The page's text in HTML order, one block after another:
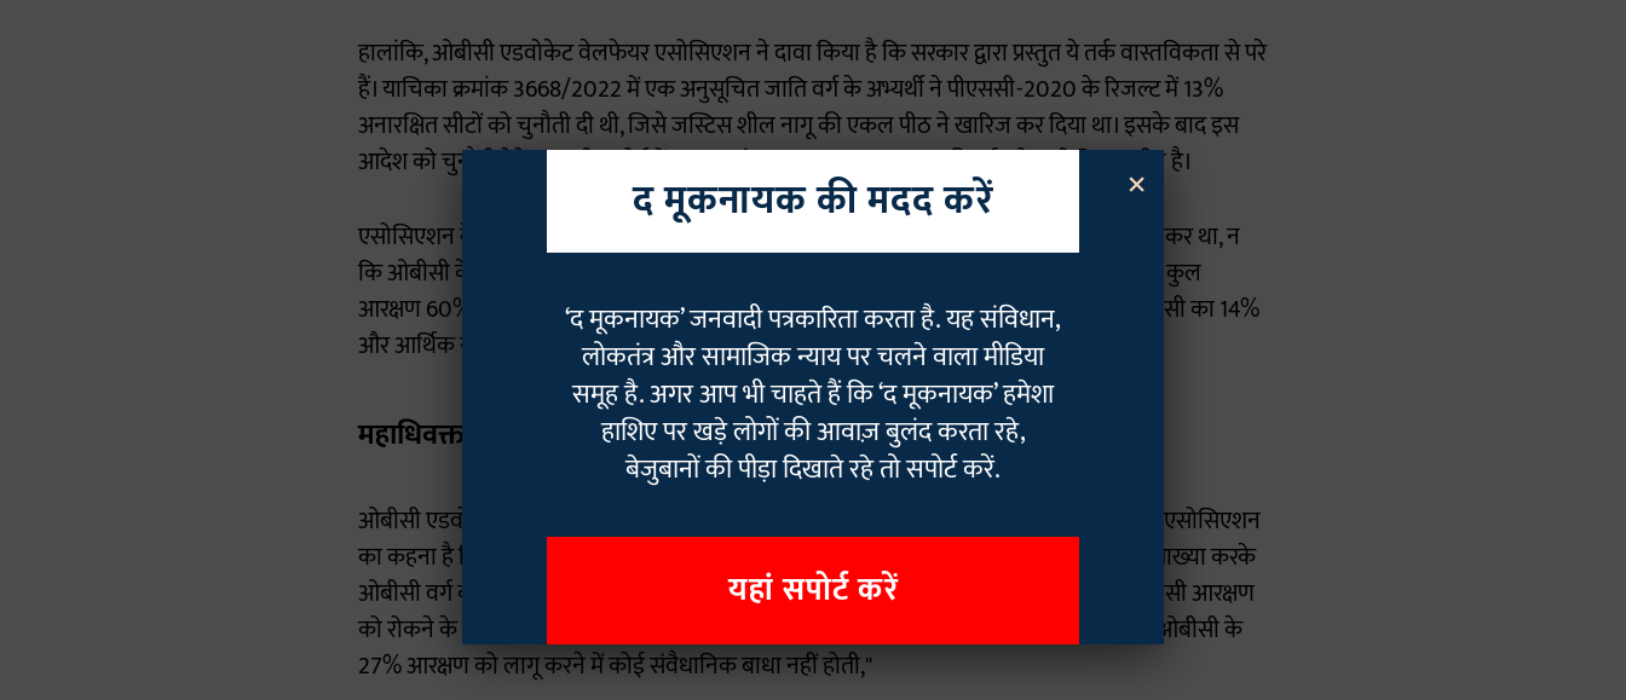
हालांकि, ओबीसी एडवोकेट वेलफेयर एसोसिएशन ने दावा किया है कि सरकार द्वारा प्रस्तुत ये तर्क वास्तविकता से परे
हैं। याचिका क्रमांक 3668/2022 में एक अनुसूचित जाति वर्ग के अभ्यर्थी ने पीएससी-2020 के रिजल्ट में 13%
अनारक्षित सीटों को चुनौती दी थी, जिसे जस्टिस शील नागू की एकल पीठ ने खारिज कर दिया था। इसके बाद इस
आदेश को चुनौती देते हुए सुप्रीम कोर्ट में SLP क्रमांक 24847/2022 दायर की गई, जो अभी विचाराधीन है।
एसोसिएशन के अनुसार, हाईकोर्ट का आदेश केवल 50% वर्टिकल आरक्षण की सीमा के उल्लंघन को लेकर था, न
कि ओबीसी के 27% आरक्षण को रोकने के लिए। यदि ओबीसी का 14% आरक्षण जोड़ भी दिया जाए, तो कुल
आरक्षण 60% होगा, जिसमें अनुसूचित जाति (SC) का 16%, अनुसूचित जनजाति (ST) का 20%, ओबीसी का 14%
और आर्थिक रूप से कमजोर वर्ग (EWS) का 10% शामिल है।
महाधिवक्ता पर लगाए पक्षपात के आरोप
ओबीसी एडवोकेट वेलफेयर एसोसिएशन ने राज्य के महाधिवक्ता प्रशांत सिंह पर गंभीर आरोप लगाए हैं। एसोसिएशन
का कहना है कि प्रशांत सिंह ने अपनी नियुक्ति के बाद से ही ओबीसी आरक्षण से जुड़े कानूनों की गलत व्याख्या करके
ओबीसी वर्ग को सामाजिक न्याय से वंचित करने का कार्य किया है। "महाधिवक्ता दुर्भावना के तहत ओबीसी आरक्षण
को रोकने के लिए सरकार को गलत सलाह दे रहे हैं। यदि वे निष्पक्ष रूप से कानून की व्याख्या करते, तो ओबीसी के
27% आरक्षण को लागू करने में कोई संवैधानिक बाधा नहीं होती,"
×
द मूकनायक की मदद करें
‘द मूकनायक’ जनवादी पत्रकारिता करता है. यह संविधान,
लोकतंत्र और सामाजिक न्याय पर चलने वाला मीडिया
समूह है. अगर आप भी चाहते हैं कि ‘द मूकनायक’ हमेशा
हाशिए पर खड़े लोगों की आवाज़ बुलंद करता रहे,
बेजुबानों की पीड़ा दिखाते रहे तो सपोर्ट करें.
यहां सपोर्ट करें